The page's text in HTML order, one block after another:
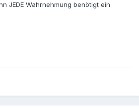
JEDE Wahrnehmung benötigt ein